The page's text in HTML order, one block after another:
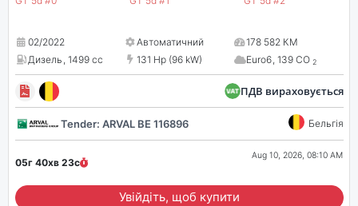
02/2022 Автоматичний
178 582 КМ
Дизель, 1499 cc 131 Hp (96 kW) Euro6, 139 CO 2
ПДВ вираховується
Tender: ARVAL BE 116896 Бельгія
05г 40хв 22с
Aug 10, 2026, 08:10 AM
Увійдіть, щоб купити